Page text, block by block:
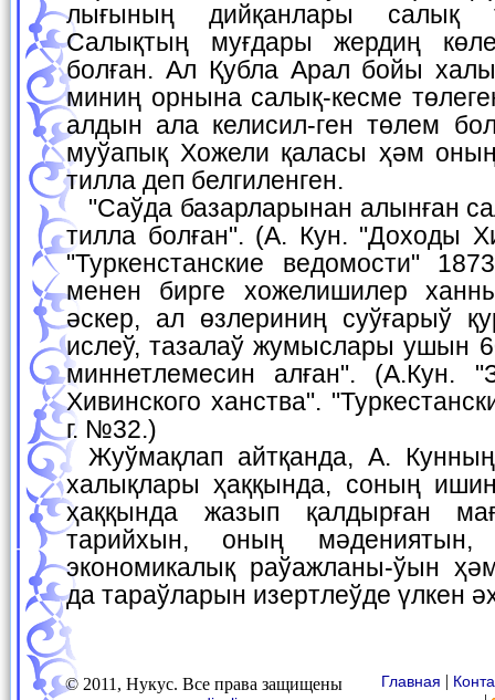
лығының дийқанлары салық
Салықтың муғдары жердиң
болған. Ал Қубла Арал бойы
миниң орнына салық-кесме
алдын ала келисил-ген төлем
муўапық Хожели қаласы ҳәм
тилла деп белгиленген.
"Саўда базарларынан алынған салық Хожелиде 1260
тилла болған". (А. Кун. "Доходы
"Туркенстанские ведомости"
менен бирге хожелишилер
әскер, ал өзлериниң суўғарыў
ислеў, тазалаў жумыслары ушын
миннетлемесин алған". (А.Кун.
Хивинского ханства".
г. №32.)
Жуўмақлап айтқанда, А. Кунның Қубла Арал бойы
халықлары ҳаққында, соның
ҳаққында жазып қалдырған
тарийхын, оның мәдениятын,
экономикалық раўажланы-ўын
да тараўларын изертлеўде үлкен
© 2011, Нукус. Все права защищены Главная |